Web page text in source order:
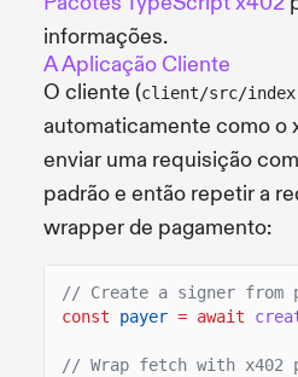
informações.
A Aplicação Cliente
O cliente (client/src/
automaticamente como o
enviar uma requisição
padrão e então repetir a
wrapper de pagamento:
// Create a signer from
const
payer = await
// Wrap fetch with x402